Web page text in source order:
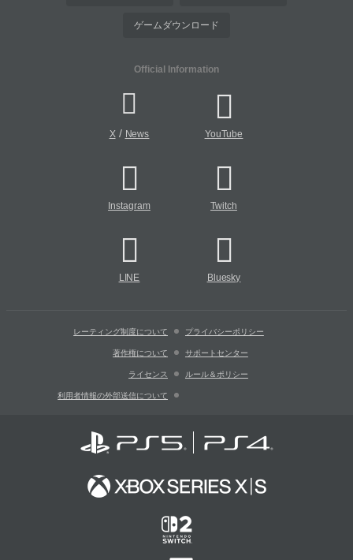
ゲームダウンロード
Official Information
X/ News YouTube
Instagram Twitch
LINE Bluesky
レーティング制度について プライバシーポリシー
著作権について サポートセンター
ライセンス ルール＆ポリシー
利用者情報の外部送信について